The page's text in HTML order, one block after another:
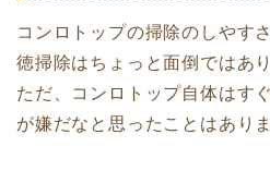
コンロトップの掃除のしやす
徳掃除はちょっと面倒ではあり
ただ、コンロトップ自体はす
が嫌だなと思ったことはあり